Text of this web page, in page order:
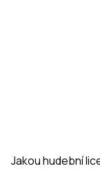
Jste
krásy.
Jakou hudební